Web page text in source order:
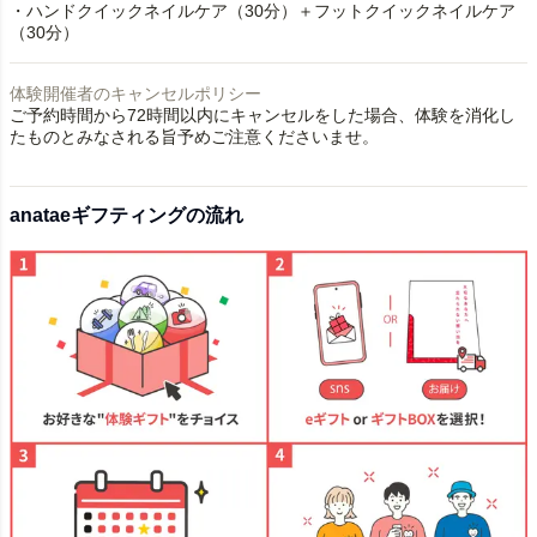
・ハンドクイックネイルケア（30分）＋フットクイックネイルケア
（30分）
体験開催者のキャンセルポリシー
ご予約時間から72時間以内にキャンセルをした場合、体験を消化し
たものとみなされる旨予めご注意くださいませ。
anataeギフティングの流れ